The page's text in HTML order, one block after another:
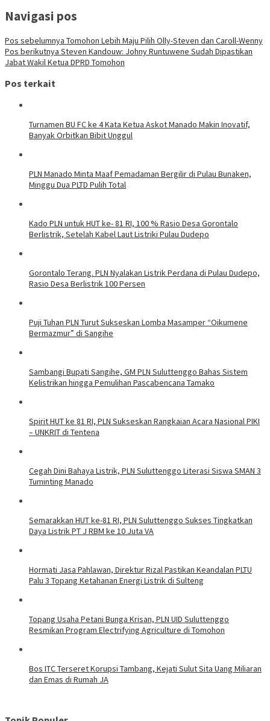
Navigasi pos
Pos sebelumnya Tomohon Lebih Maju Pilih Olly-Steven dan Caroll-Wenny
Pos berikutnya Steven Kandouw: Johny Runtuwene Sudah Dipastikan
Jabat Wakil Ketua DPRD Tomohon
Pos terkait
Turnamen BU FC ke 4 Kata Ketua Askot Manado Makin Inovatif,
Banyak Orbitkan Bibit Unggul
PLN Manado Minta Maaf Pemadaman Bergilir di Pulau Bunaken,
Minggu Dua PLTD Pulih Total
Kado PLN untuk HUT ke- 81 RI, 100 % Rasio Desa Gorontalo
Berlistrik, Setelah Kabel Laut Listriki Pulau Dudepo
Gorontalo Terang. PLN Nyalakan Listrik Perdana di Pulau Dudepo,
Rasio Desa Berlistrik 100 Persen
Puji Tuhan PLN Turut Sukseskan Lomba Masamper “Oikumene
Bermazmur” di Sangihe
Sambangi Bupati Sangihe, GM PLN Suluttenggo Bahas Sistem
Kelistrikan hingga Pemulihan Pascabencana Tamako
Spirit HUT ke 81 RI, PLN Sukseskan Rangkaian Acara Nasional PIKI
– UNKRIT di Tentena
Cegah Dini Bahaya Listrik, PLN Suluttenggo Literasi Siswa SMAN 3
Tuminting Manado
Semarakkan HUT ke-81 RI, PLN Suluttenggo Sukses Tingkatkan
Daya Listrik PT J RBM ke 10 Juta VA
Hormati Jasa Pahlawan, Direktur Rizal Pastikan Keandalan PLTU
Palu 3 Topang Ketahanan Energi Listrik di Sulteng
Topang Usaha Petani Bunga Krisan, PLN UID Suluttenggo
Resmikan Program Electrifying Agriculture di Tomohon
Bos ITC Terseret Korupsi Tambang, Kejati Sulut Sita Uang Miliaran
dan Emas di Rumah JA